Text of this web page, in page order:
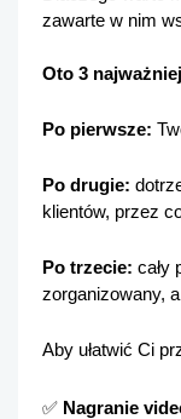
zawarte w nim
Oto 3
Po pierwsze:
Po drugie:
klientów, przez
Po trzecie: cały
zorganizowany,
Aby ułatwić Ci
✅ Nagranie